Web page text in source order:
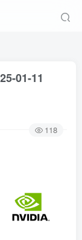
01-11
118